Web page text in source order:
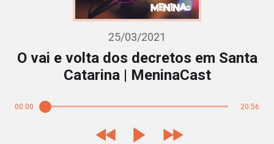
25/03/2021
O vai e volta dos decretos em Santa
Catarina | MeninaCast
00:00 20:56